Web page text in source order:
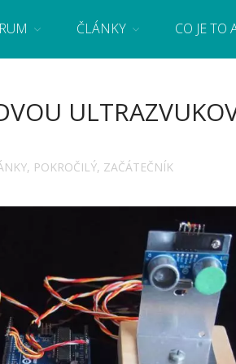
se základy programování a elektroniky zábavnou
ČLÁNKY CO JE TO
, POKROČILÝ, ZAČÁTEČNÍK